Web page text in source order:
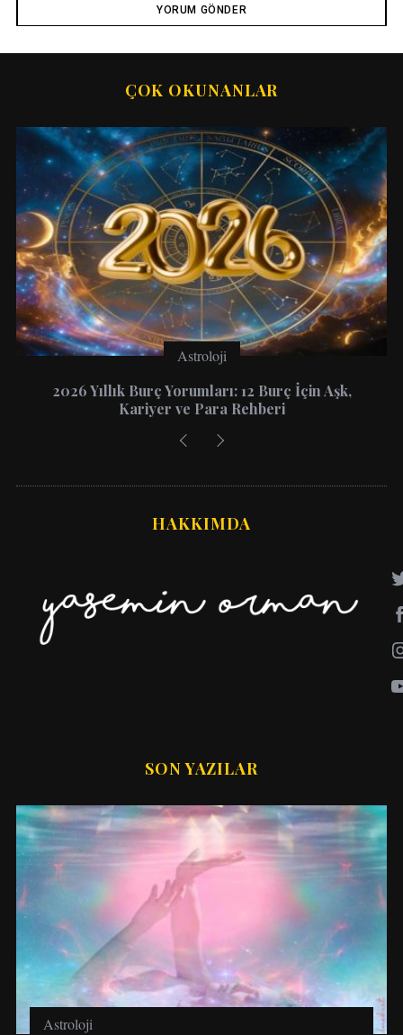
ÇOK OKUNANLAR
Astroloji
2026 Yıllık Burç Yorumları: 12 Burç İçin Aşk,
Kariyer ve Para Rehberi
HAKKIMDA
SON YAZILAR
Astroloji